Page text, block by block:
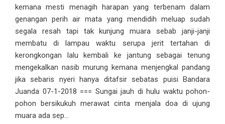
kemana mesti menagih harapan yang terbenam dalam
genangan perih air mata yang mendidih meluap sudah
segala resah tapi tak kunjung muara sebab janji-janji
membatu di lampau waktu serupa jerit tertahan di
kerongkongan lalu kembali ke jantung sebagai tenung
mengekalkan nasib murung kemana menjengkal pandang
jika sebaris nyeri hanya ditafsir sebatas puisi Bandara
Juanda 07-1-2018 === Sungai jauh di hulu waktu pohon-
pohon bersikukuh merawat cinta menjala doa di ujung
muara ada sep...